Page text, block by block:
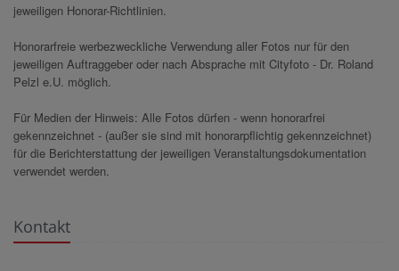
jeweiligen Honorar-Richtlinien.
Honorarfreie werbezweckliche Verwendung aller Fotos nur für den
jeweiligen Auftraggeber oder nach Absprache mit Cityfoto - Dr. Roland
Pelzl e.U. möglich.
Für Medien der Hinweis: Alle Fotos dürfen - wenn honorarfrei
gekennzeichnet - (außer sie sind mit honorarpflichtig gekennzeichnet)
für die Berichterstattung der jeweiligen Veranstaltungsdokumentation
verwendet werden.
Kontakt